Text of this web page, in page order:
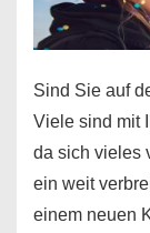
Sind Sie auf
Viele sind mit
da sich vieles
ein weit
einem neuen